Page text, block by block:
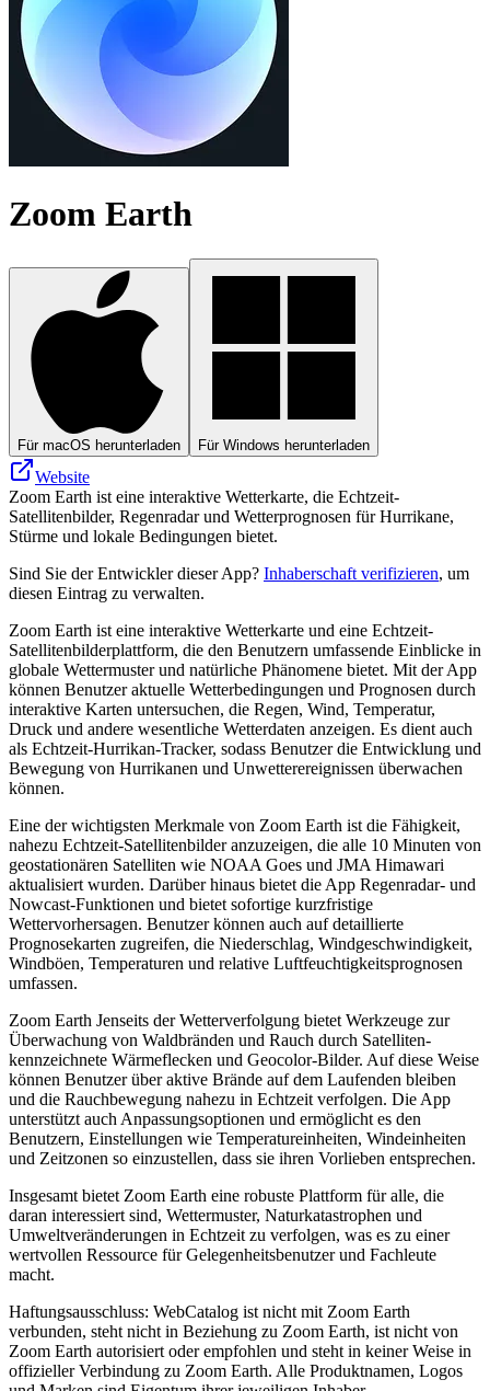
Zoom Earth
Für macOS herunterladen Für Windows herunterladen
Website
Zoom Earth ist eine interaktive Wetterkarte, die Echtzeit-
Satellitenbilder, Regenradar und Wetterprognosen für Hurrikane,
Stürme und lokale Bedingungen bietet.
Sind Sie der Entwickler dieser App? Inhaberschaft verifizieren, um
diesen Eintrag zu verwalten.
Zoom Earth ist eine interaktive Wetterkarte und eine Echtzeit-
Satellitenbilderplattform, die den Benutzern umfassende Einblicke in
globale Wettermuster und natürliche Phänomene bietet. Mit der App
können Benutzer aktuelle Wetterbedingungen und Prognosen durch
interaktive Karten untersuchen, die Regen, Wind, Temperatur,
Druck und andere wesentliche Wetterdaten anzeigen. Es dient auch
als Echtzeit-Hurrikan-Tracker, sodass Benutzer die Entwicklung und
Bewegung von Hurrikanen und Unwetterereignissen überwachen
können.
Eine der wichtigsten Merkmale von Zoom Earth ist die Fähigkeit,
nahezu Echtzeit-Satellitenbilder anzuzeigen, die alle 10 Minuten von
geostationären Satelliten wie NOAA Goes und JMA Himawari
aktualisiert wurden. Darüber hinaus bietet die App Regenradar- und
Nowcast-Funktionen und bietet sofortige kurzfristige
Wettervorhersagen. Benutzer können auch auf detaillierte
Prognosekarten zugreifen, die Niederschlag, Windgeschwindigkeit,
Windböen, Temperaturen und relative Luftfeuchtigkeitsprognosen
umfassen.
Zoom Earth Jenseits der Wetterverfolgung bietet Werkzeuge zur
Überwachung von Waldbränden und Rauch durch Satelliten-
kennzeichnete Wärmeflecken und Geocolor-Bilder. Auf diese Weise
können Benutzer über aktive Brände auf dem Laufenden bleiben
und die Rauchbewegung nahezu in Echtzeit verfolgen. Die App
unterstützt auch Anpassungsoptionen und ermöglicht es den
Benutzern, Einstellungen wie Temperatureinheiten, Windeinheiten
und Zeitzonen so einzustellen, dass sie ihren Vorlieben entsprechen.
Insgesamt bietet Zoom Earth eine robuste Plattform für alle, die
daran interessiert sind, Wettermuster, Naturkatastrophen und
Umweltveränderungen in Echtzeit zu verfolgen, was es zu einer
wertvollen Ressource für Gelegenheitsbenutzer und Fachleute
macht.
Haftungsausschluss: WebCatalog ist nicht mit Zoom Earth
verbunden, steht nicht in Beziehung zu Zoom Earth, ist nicht von
Zoom Earth autorisiert oder empfohlen und steht in keiner Weise in
offizieller Verbindung zu Zoom Earth. Alle Produktnamen, Logos